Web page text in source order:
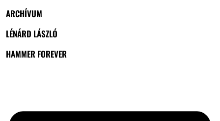
ARCHÍVUM
LÉNÁRD LÁSZLÓ
HAMMER FOREVER